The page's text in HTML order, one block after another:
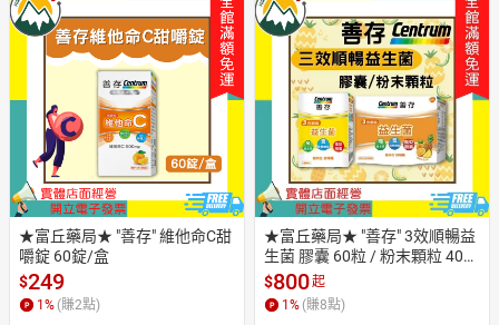
★富丘藥局★ "善存" 維他命C甜
嚼錠 60錠/盒
$249
1 % (賺2點)
★富丘藥局★ "善存" 3效順暢益
生菌 膠囊 60粒 / 粉末顆粒 40包
善存益生菌 益生菌 三效順暢益
生菌
$800起
1 % (賺8點)